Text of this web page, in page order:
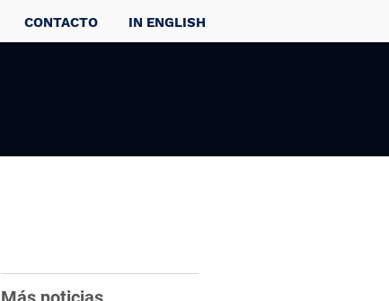
CONTACTO IN ENGLISH